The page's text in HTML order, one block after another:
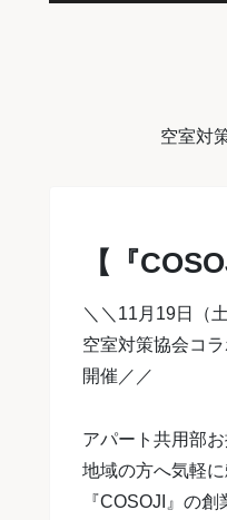
空室対
【『
＼＼11月19日（
空室対策協会コ
開催／／
アパート共用部
地域の方へ気軽
『COSOJI』の